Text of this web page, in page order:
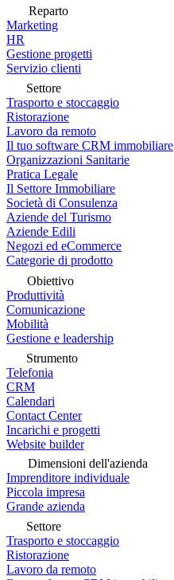
Reparto
Marketing
HR
Gestione progetti
Servizio clienti
Settore
Trasporto e stoccaggio
Ristorazione
Lavoro da remoto
Il tuo software CRM immobiliare
Organizzazioni Sanitarie
Pratica Legale
Il Settore Immobiliare
Società di Consulenza
Aziende del Turismo
Aziende Edili
Negozi ed eCommerce
Categorie di prodotto
Obiettivo
Produttività
Comunicazione
Mobilità
Gestione e leadership
Strumento
Telefonia
CRM
Calendari
Contact Center
Incarichi e progetti
Website builder
Dimensioni dell'azienda
Imprenditore individuale
Piccola impresa
Grande azienda
Settore
Trasporto e stoccaggio
Ristorazione
Lavoro da remoto